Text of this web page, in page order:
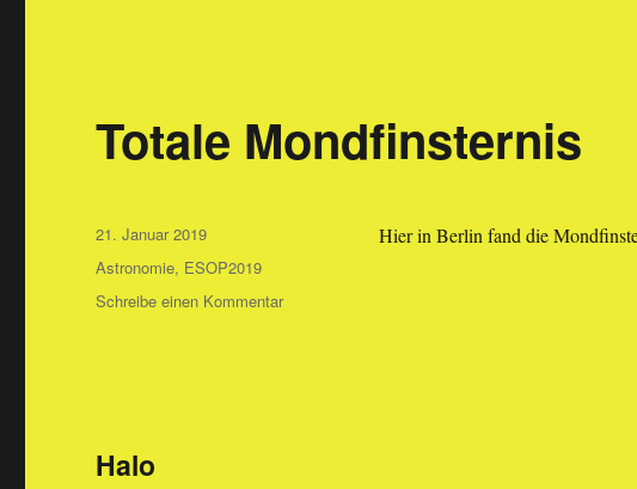
Totale Mondfinsternis
Hier in Berlin fand die
Veröffentlicht
am
21. Januar 2019
Kategorien
Astronomie, ESOP2019
Schreibe einen Kommentarzu
Halo